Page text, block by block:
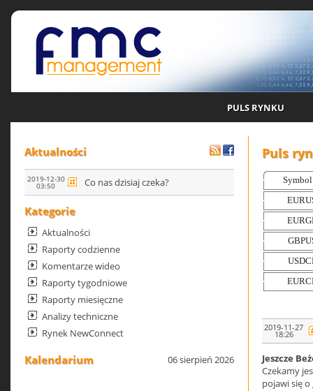
PULS RYNKU
Aktualności
2019-12-30
03:50 Co nas dzisiaj czeka?
Kategorie
Aktualności
Raporty codzienne
Komentarze wideo
Raporty tygodniowe
Raporty miesięczne
Analizy techniczne
Rynek NewConnect
Kalendarium 06 sierpień 2026
Puls
2019-11-27
18:26
Jeszcze
Czekamy
pojawi się o